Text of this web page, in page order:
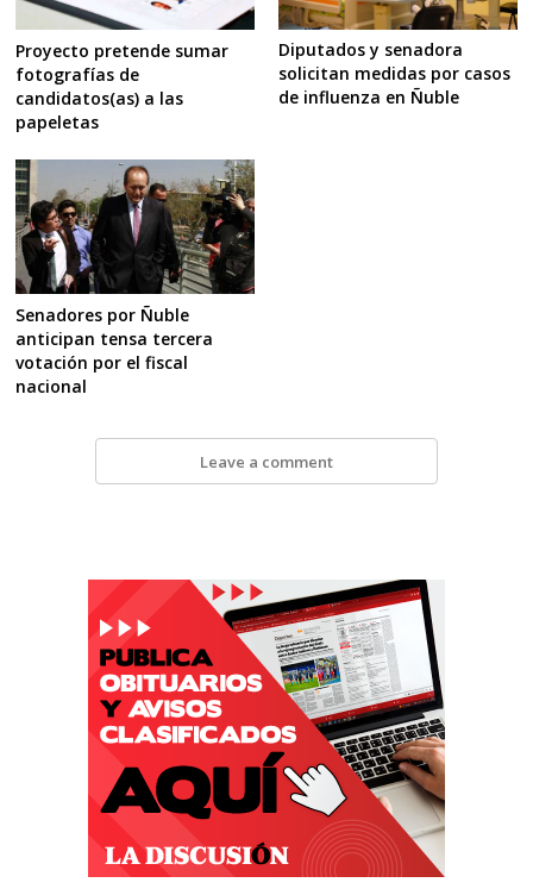
Proyecto pretende sumar
fotografías de
candidatos(as) a las
papeletas
Diputados y senadora
solicitan medidas por casos
de influenza en Ñuble
Senadores por Ñuble
anticipan tensa tercera
votación por el fiscal
nacional
Leave a comment